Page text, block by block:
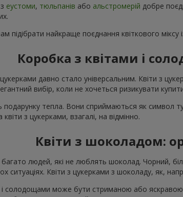
еустоми, тюльпанів або альстромерій добре
підібрати найкраще поєднання квіткового
Коробка з квітами і
давно стало універсальним. Квіти з
вибір, коли не хочеться ризикувати
тепла. Вони сприймаються як символ
з цукерками, взагалі, на відмінно.
Квіти з шоколадом:
людей, які не люблять шоколад. Чорний,
ситуаціях. Квіти з цукерками з шоколаду, як,
і солодощами може бути стриманою або